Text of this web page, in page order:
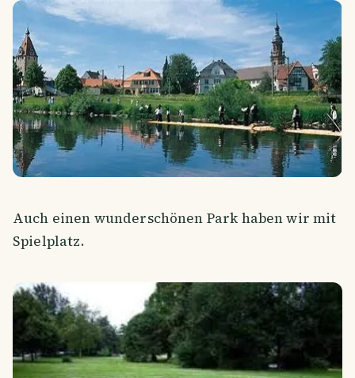
Auch einen wunderschönen Park haben wir mit
Spielplatz.